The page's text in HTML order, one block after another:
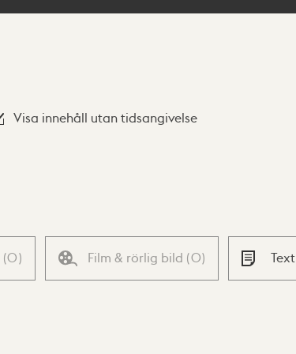
Visa innehåll utan tidsangivelse
(0) Film & rörlig bild (0) Text